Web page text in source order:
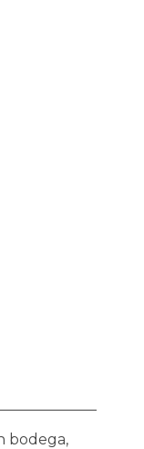
bodega,